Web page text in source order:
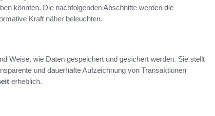
könnten. Die nachfolgenden Abschnitte werden die
Kraft näher beleuchten.
Weise, wie Daten gespeichert und gesichert werden. Sie stellt
und dauerhafte Aufzeichnung von Transaktionen
erheblich.